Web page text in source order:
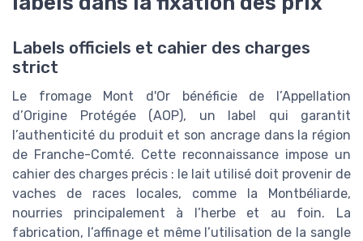
Labels officiels et cahier des charges
strict
Le fromage Mont d'Or bénéficie de l’Appellation
d’Origine Protégée (AOP), un label qui garantit
l’authenticité du produit et son ancrage dans la région
de Franche-Comté. Cette reconnaissance impose un
cahier des charges précis : le lait utilisé doit provenir de
vaches de races locales, comme la Montbéliarde,
nourries principalement à l’herbe et au foin. La
fabrication, l’affinage et même l’utilisation de la sangle